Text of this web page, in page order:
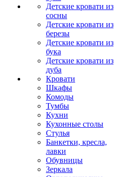
Детские кровати из
сосны
Детские кровати из
березы
Детские кровати из
бука
Детские кровати из
дуба
Кровати
Шкафы
Комоды
Тумбы
Кухни
Кухонные столы
Стулья
Банкетки, кресла,
лавки
Обувницы
Зеркала